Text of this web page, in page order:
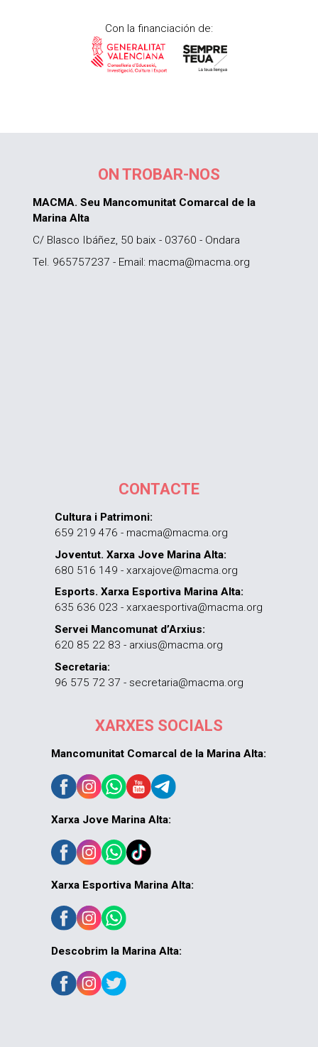
Con la financiación de:
ON TROBAR-NOS
MACMA. Seu Mancomunitat Comarcal de la
Marina Alta
C/ Blasco Ibáñez, 50 baix - 03760 - Ondara
Tel. 965757237 - Email: macma@macma.org
CONTACTE
Cultura i Patrimoni:
659 219 476 - macma@macma.org
Joventut. Xarxa Jove Marina Alta:
680 516 149 - xarxajove@macma.org
Esports. Xarxa Esportiva Marina Alta:
635 636 023 - xarxaesportiva@macma.org
Servei Mancomunat d’Arxius:
620 85 22 83 - arxius@macma.org
Secretaria:
96 575 72 37 - secretaria@macma.org
XARXES SOCIALS
Mancomunitat Comarcal de la Marina Alta:
Xarxa Jove Marina Alta:
Xarxa Esportiva Marina Alta:
Descobrim la Marina Alta: